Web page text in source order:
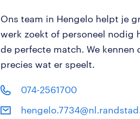
Ons team in Hengelo helpt je
werk zoekt of personeel nodig
de perfecte match. We kennen
precies wat er speelt.
074-2561700